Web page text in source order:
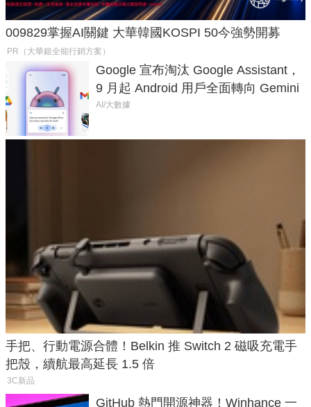
009829掌握AI關鍵 大華韓國KOSPI 50今強勢開募
PR（大華銀全能行銷方案）
Google 宣布淘汰 Google Assistant，
9 月起 Android 用戶全面轉向 Gemini
AI/大數據
手把、行動電源合體！Belkin 推 Switch 2 磁吸充電手
把殼，續航最高延長 1.5 倍
3C新品
GitHub 熱門開源神器！Winhance 一